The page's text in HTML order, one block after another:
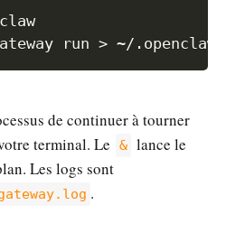
run > ~/
de continuer à tourner
terminal. Le
& lance le
Les logs sont
.